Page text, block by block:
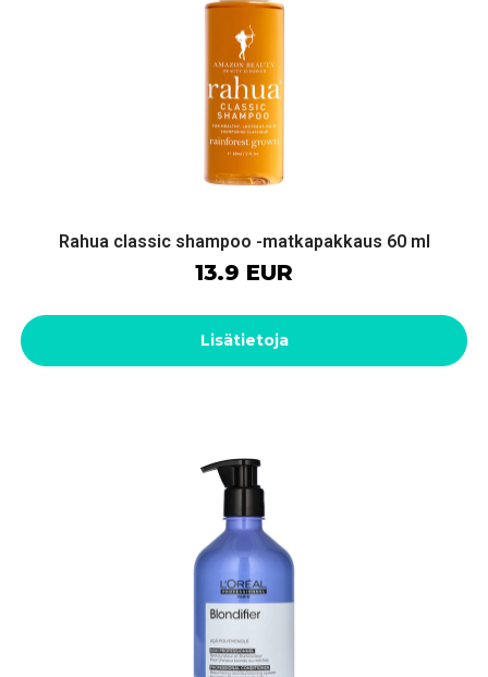
Rahua classic shampoo -matkapakkaus 60 ml
13.9 EUR
Lisätietoja